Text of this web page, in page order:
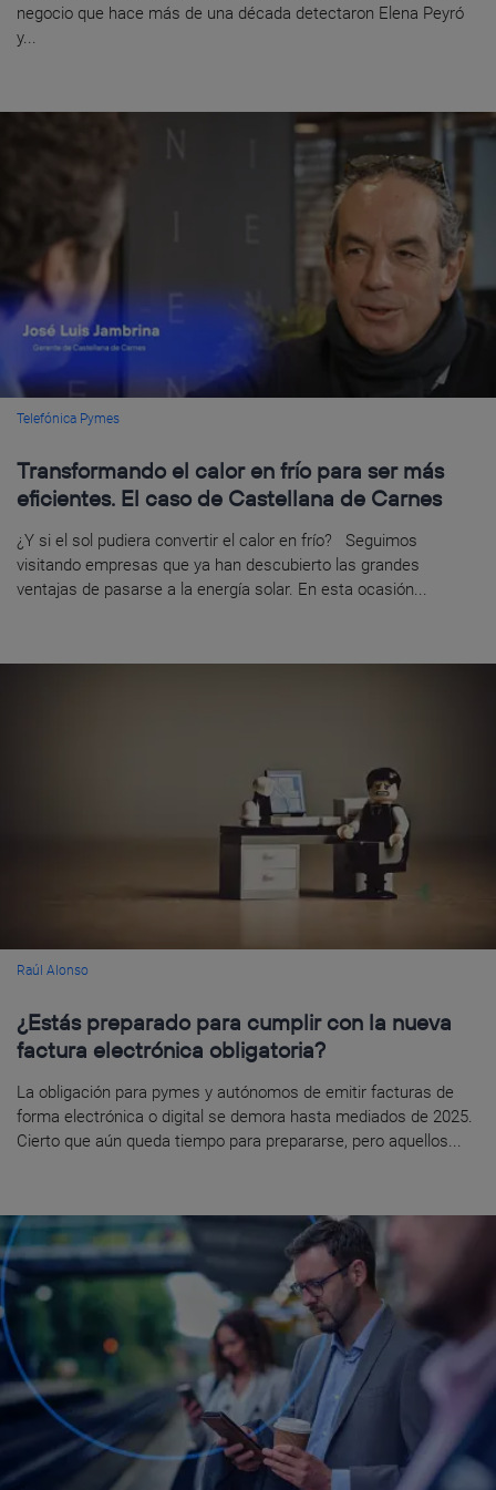
negocio que hace más de una década detectaron Elena Peyró
y...
Telefónica Pymes
Transformando el calor en frío para ser más
eficientes. El caso de Castellana de Carnes
¿Y si el sol pudiera convertir el calor en frío? Seguimos
visitando empresas que ya han descubierto las grandes
ventajas de pasarse a la energía solar. En esta ocasión...
Raúl Alonso
¿Estás preparado para cumplir con la nueva
factura electrónica obligatoria?
La obligación para pymes y autónomos de emitir facturas de
forma electrónica o digital se demora hasta mediados de 2025.
Cierto que aún queda tiempo para prepararse, pero aquellos...